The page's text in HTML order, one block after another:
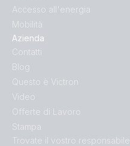
Accesso all'energia
Mobilità
Azienda
Contatti
Blog
Questo è Victron
Video
Offerte di Lavoro
Stampa
Trovate il vostro responsabile